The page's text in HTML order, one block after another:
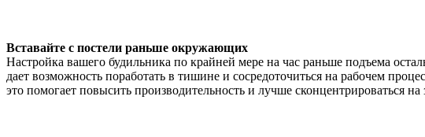
Вставайте с постели раньше окружающих
Настройка вашего будильника по крайней мере на час раньше подъема
дает возможность поработать в тишине и сосредоточиться на рабочем
это помогает повысить производительность и лучше сконцентрироваться на